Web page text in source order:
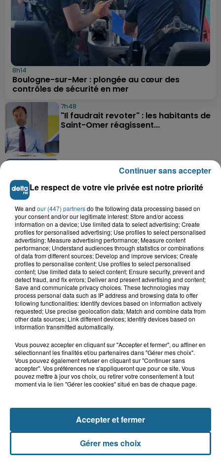
8h14
Boulogne-sur-Mer : plongée au cœur des
contrôles de sécurité en mer
7h48
"Il faudrait revoter" : les habitants de
Saint-Omer réagissent...
5 août 2026
Delettes : un incendie dans un grenier,
deux hommes intoxiqués par...
5 août 2026
Boulogne-sur-Mer : un obus ramené
dans un camp de gens du voyage
5 août 2026
Berck : une fillette de 5 ans percutée
par une voiture
Le respect de votre vie privée est notre priorité
We and our (447) partnersdo the following data processing based on
your consent and/or our legitimate interest: Store and/or access
information on a device; Use limited data to select advertising; Create
profiles for personalised advertising; Use profiles to select personalised
advertising; Measure advertising performance; Measure content
performance; Understand audiences through statistics or combinations
of data from different sources; Develop and improve services; Create
profiles to personalise content; Use profiles to select personalised
content; Use limited data to select content; Ensure security, prevent and
detect fraud, and fix errors; Deliver and present advertising and content;
Save and communicate privacy choices. These technologies may
process personal data such as IP address and browsing data to offer
following functionalities: Identify devices based on information actively
requested; Use precise geolocation data; Match and combine data from
other data sources; Link different devices; Identify devices based on
information transmitted automatically.
Vous pouvez accepter en cliquant sur "Accepter et fermer", ou affiner en
sélectionnant les finalités et/ou partenaires dans "Gérer mes choix".
Vous pouvez également refuser en cliquant sur "Continuer sans
accepter". Vos préférences ne s'appliqueront que pour ce site. Vous
pouvez mettre à jour vos choix, ou retirer votre consentement à tout
moment via le lien "Gérer les cookies" situé en bas de chaque page.
Gérer mes choix
Accepter et fermer
Continuer sans accepter